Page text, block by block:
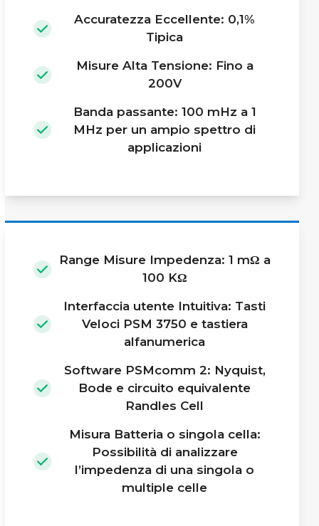
Accuratezza Eccellente: 0,1%
Tipica
Misure Alta Tensione: Fino a
200V
Banda passante: 100 mHz a 1
MHz per un ampio spettro di
applicazioni
Range Misure Impedenza: 1 mΩ a
100 KΩ
Interfaccia utente Intuitiva: Tasti
Veloci PSM 3750 e tastiera
alfanumerica
Software PSMcomm 2: Nyquist,
Bode e circuito equivalente
Randles Cell
Misura Batteria o singola cella:
Possibilità di analizzare
l’impedenza di una singola o
multiple celle